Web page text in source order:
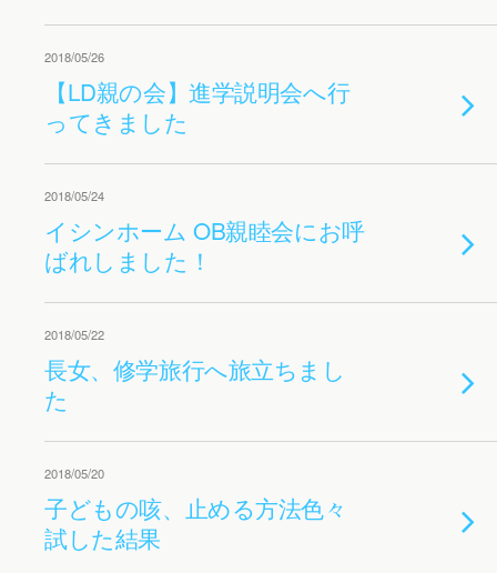
2018/05/26
【LD親の会】進学説明会へ行
ってきました
2018/05/24
イシンホーム OB親睦会にお呼
ばれしました！
2018/05/22
長女、修学旅行へ旅立ちまし
た
2018/05/20
子どもの咳、止める方法色々
試した結果